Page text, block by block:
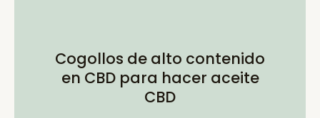
Cogollos de alto contenido
en CBD para hacer aceite
CBD